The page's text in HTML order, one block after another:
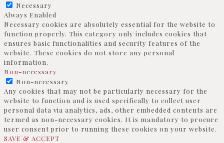
Necessary
Always Enabled
Necessary cookies are absolutely essential for the website to
function properly. This category only includes cookies that
ensures basic functionalities and security features of the
website. These cookies do not store any personal
information.
Non-necessary
Non-necessary
Any cookies that may not be particularly necessary for the
website to function and is used specifically to collect user
personal data via analytics, ads, other embedded contents are
termed as non-necessary cookies. It is mandatory to procure
user consent prior to running these cookies on your website.
SAVE & ACCEPT